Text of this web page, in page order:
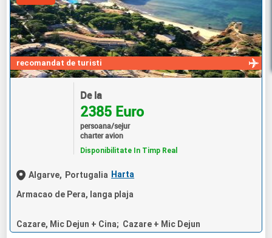
recomandat de turisti
De la
2385 Euro
persoana/sejur
charter avion
Disponibilitate In Timp Real
Algarve, Portugalia Harta
Armacao de Pera, langa plaja
Cazare, Mic Dejun + Cina; Cazare + Mic Dejun